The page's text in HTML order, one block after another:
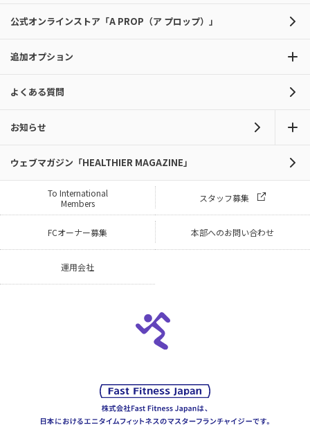
公式オンラインストア「A PROP（ア プロップ）」
追加オプション
よくある質問
お知らせ
ウェブマガジン「HEALTHIER MAGAZINE」
To International
Members
スタッフ募集
FCオーナー募集 本部へのお問い合わせ
運用会社